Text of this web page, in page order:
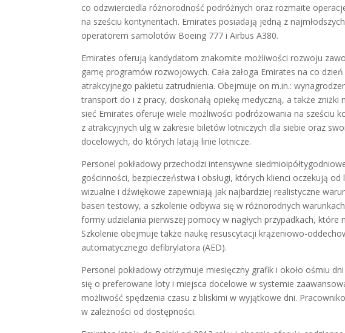
co odzwierciedla różnorodność podróżnych oraz rozmaite
na sześciu kontynentach. Emirates posiadają jedną z
operatorem samolotów Boeing 777 i Airbus A380.
Emirates oferują kandydatom znakomite możliwości rozwoju
gamę programów rozwojowych. Cała załoga Emirates na co
atrakcyjnego pakietu zatrudnienia. Obejmuje on m.in.:
transport do i z pracy, doskonałą opiekę medyczną, a także
sieć Emirates oferuje wiele możliwości podróżowania na sześciu
z atrakcyjnych ulg w zakresie biletów lotniczych dla siebie oraz
docelowych, do których latają linie lotnicze.
Personel pokładowy przechodzi intensywne
gościnności, bezpieczeństwa i obsługi, których klienci oczekują
wizualne i dźwiękowe zapewniają jak najbardziej realistyczne
basen testowy, a szkolenie odbywa się w różnorodnych
formy udzielania pierwszej pomocy w nagłych przypadkach,
Szkolenie obejmuje także naukę resuscytacji krążeniowo-
automatycznego defibrylatora (AED).
Personel pokładowy otrzymuje miesięczny grafik i około ośmiu
się o preferowane loty i miejsca docelowe w systemie
możliwość spędzenia czasu z bliskimi w wyjątkowe dni.
w zależności od dostępności.